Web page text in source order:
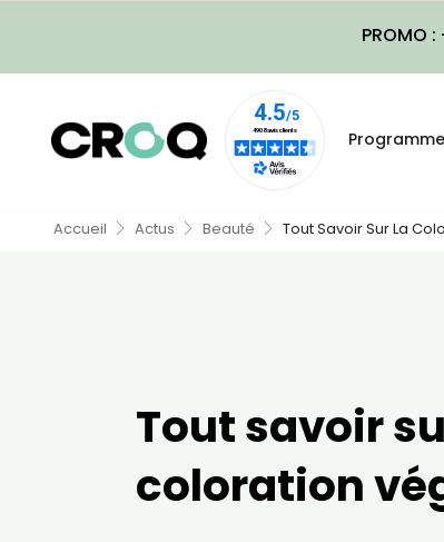
PROMO
Programme
Accueil Actus Beauté Tout Savoir Sur La
Tout savoir
coloration